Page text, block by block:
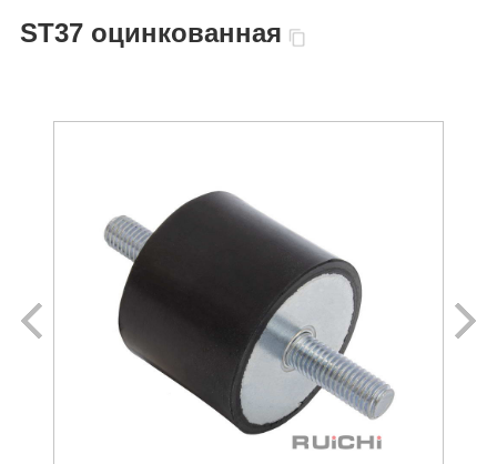
ST37 оцинкованная